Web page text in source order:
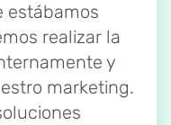
estábamos
realizar la
y
marketing.